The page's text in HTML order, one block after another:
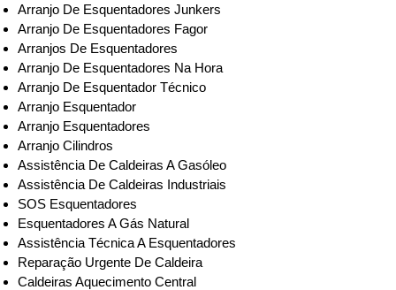
Arranjo De Esquentadores Junkers
Arranjo De Esquentadores Fagor
Arranjos De Esquentadores
Arranjo De Esquentadores Na Hora
Arranjo De Esquentador Técnico
Arranjo Esquentador
Arranjo Esquentadores
Arranjo Cilindros
Assistência De Caldeiras A Gasóleo
Assistência De Caldeiras Industriais
SOS Esquentadores
Esquentadores A Gás Natural
Assistência Técnica A Esquentadores
Reparação Urgente De Caldeira
Caldeiras Aquecimento Central